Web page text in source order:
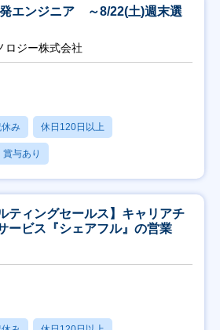
発エンジニア ～8/22(土)週末選
ロジー株式会社
み 休日120日以上
賞与あり
ィングセールス】キャリアチ
ービス『シェアフル』の営業